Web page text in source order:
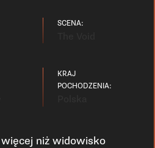
SCENA:
KRAJ
POCHODZENIA:
niż widowisko